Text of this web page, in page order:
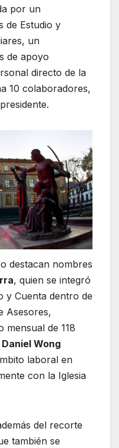
por un
de Estudio y
un
de apoyo
directo de la
10 colaboradores,
destacan nombres
, quien se integró
y Cuenta dentro de
Asesores,
mensual de 118
Daniel Wong
laboral en
con la Iglesia
del recorte
también se